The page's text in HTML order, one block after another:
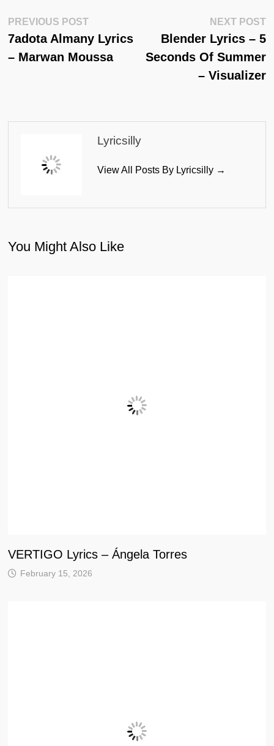
Post
Navigation
PREVIOUS POSTPrevious
Post:
7adota Almany Lyrics
– Marwan Moussa
NEXT POST
Blender Lyrics – 5
Seconds Of Summer
– Visualizer
Lyricsilly
View All Posts By Lyricsilly →
You Might Also Like
VERTIGO Lyrics – Ángela Torres
February 15, 2026